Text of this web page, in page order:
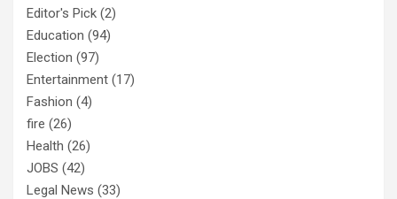
Editor's Pick (2)
Education (94)
Election (97)
Entertainment (17)
Fashion (4)
fire (26)
Health (26)
JOBS (42)
Legal News (33)